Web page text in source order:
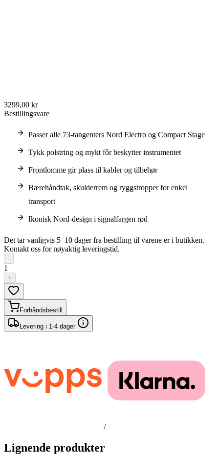
3299,00 kr
Bestillingsvare
Passer alle 73-tangenters Nord Electro og Compact Stage
Tykk polstring og mykt fôr beskytter instrumentet
Frontlomme gir plass til kabler og tilbehør
Bærehåndtak, skulderrem og ryggstropper for enkel
transport
Ikonisk Nord-design i signalfargen rød
Det tar vanligvis 5–10 dager fra bestilling til varene er i butikken.
Kontakt oss for nøyaktig leveringstid.
-
1
+
Forhåndsbestill
Levering i 1-4 dager
/
Lignende produkter